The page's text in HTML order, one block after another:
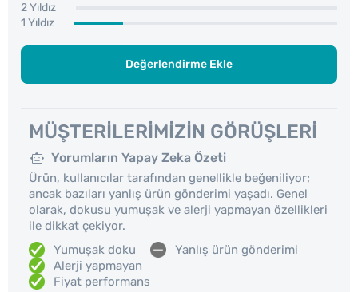
2 Yıldız
1 Yıldız
Değerlendirme Ekle
MÜŞTERILERIMIZIN GÖRÜŞLERI
Yorumların Yapay Zeka Özeti
Ürün, kullanıcılar tarafından genellikle beğeniliyor;
ancak bazıları yanlış ürün gönderimi yaşadı. Genel
olarak, dokusu yumuşak ve alerji yapmayan özellikleri
ile dikkat çekiyor.
Yumuşak doku
Alerji yapmayan
Fiyat performans
Yanlış ürün gönderimi